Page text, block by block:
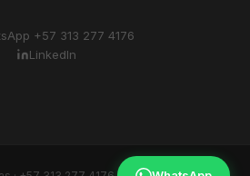
+57 313 277 4176
LinkedIn